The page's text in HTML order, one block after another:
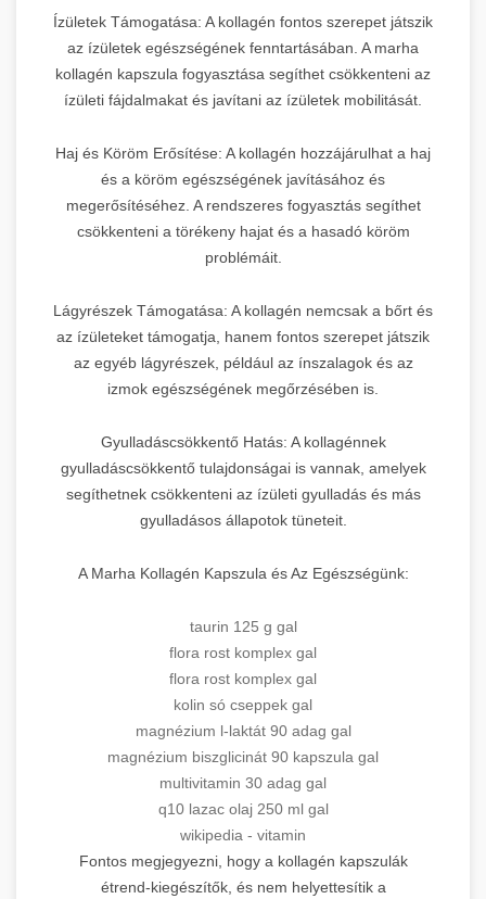
Ízületek Támogatása: A kollagén fontos szerepet játszik
az ízületek egészségének fenntartásában. A marha
kollagén kapszula fogyasztása segíthet csökkenteni az
ízületi fájdalmakat és javítani az ízületek mobilitását.
Haj és Köröm Erősítése: A kollagén hozzájárulhat a haj
és a köröm egészségének javításához és
megerősítéséhez. A rendszeres fogyasztás segíthet
csökkenteni a törékeny hajat és a hasadó köröm
problémáit.
Lágyrészek Támogatása: A kollagén nemcsak a bőrt és
az ízületeket támogatja, hanem fontos szerepet játszik
az egyéb lágyrészek, például az ínszalagok és az
izmok egészségének megőrzésében is.
Gyulladáscsökkentő Hatás: A kollagénnek
gyulladáscsökkentő tulajdonságai is vannak, amelyek
segíthetnek csökkenteni az ízületi gyulladás és más
gyulladásos állapotok tüneteit.
A Marha Kollagén Kapszula és Az Egészségünk:
taurin 125 g gal
flora rost komplex gal
flora rost komplex gal
kolin só cseppek gal
magnézium l-laktát 90 adag gal
magnézium biszglicinát 90 kapszula gal
multivitamin 30 adag gal
q10 lazac olaj 250 ml gal
wikipedia - vitamin
Fontos megjegyezni, hogy a kollagén kapszulák
étrend-kiegészítők, és nem helyettesítik a